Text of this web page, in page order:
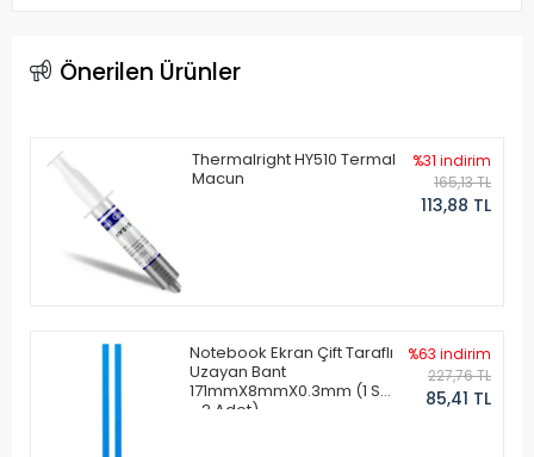
Önerilen Ürünler
Thermalright HY510 Termal
Macun
%31 indirim
165,13 TL
113,88 TL
Notebook Ekran Çift Taraflı
Uzayan Bant
171mmX8mmX0.3mm (1 Set
- 2 Adet)
%63 indirim
227,76 TL
85,41 TL